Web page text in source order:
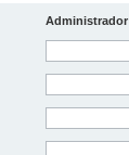
Administrador